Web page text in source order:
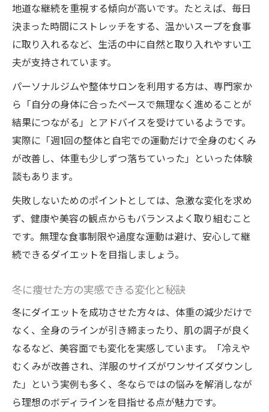
地道な継続を重視する傾向が高いです。たとえば、毎日
決まった時間にストレッチをする、温かいスープを食事
に取り入れるなど、生活の中に自然と取り入れやすい工
夫が支持されています。
パーソナルジムや整体サロンを利用する方は、専門家か
ら「自分の身体に合ったペースで無理なく進めることが
結果につながる」とアドバイスを受けているようです。
実際に「週1回の整体と自宅での運動だけで全身のむくみ
が改善し、体重も少しずつ落ちていった」といった体験
談もあります。
失敗しないためのポイントとしては、急激な変化を求め
ず、健康や美容の観点からもバランスよく取り組むこと
です。無理な食事制限や過度な運動は避け、安心して継
続できるダイエットを目指しましょう。
冬に痩せた方の実感できる変化と秘訣
冬にダイエットを成功させた方々は、体重の減少だけで
なく、全身のラインが引き締まったり、肌の調子が良く
なるなど、美容面でも変化を実感しています。「冷えや
むくみが改善され、洋服のサイズがワンサイズダウンし
た」という実例も多く、冬ならではの悩みを解消しなが
ら理想のボディラインを目指せる点が魅力です。